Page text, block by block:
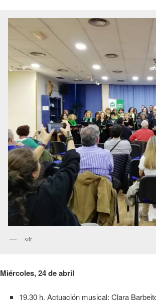
sdr
Miércoles, 24 de abril
19.30 h. Actuación musical: Clara